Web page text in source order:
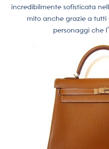
incredibilmente sofisticata
mito anche grazie a tutti
personaggi che